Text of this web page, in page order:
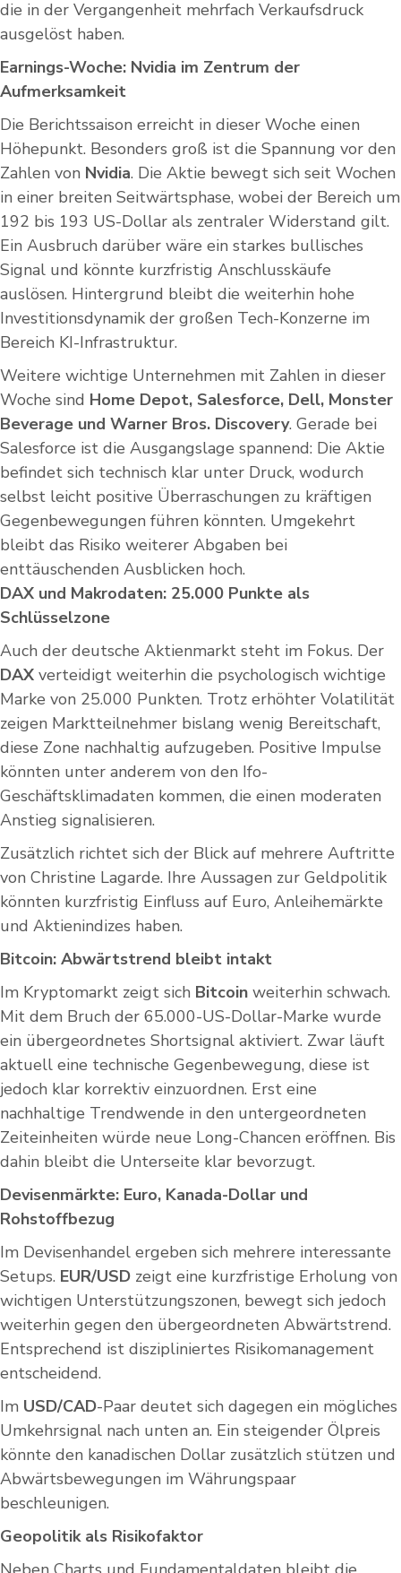
die in der Vergangenheit mehrfach Verkaufsdruck
ausgelöst haben.
Earnings-Woche: Nvidia im Zentrum der
Aufmerksamkeit
Die Berichtssaison erreicht in dieser Woche einen
Höhepunkt. Besonders groß ist die Spannung vor den
Zahlen von Nvidia. Die Aktie bewegt sich seit Wochen
in einer breiten Seitwärtsphase, wobei der Bereich um
192 bis 193 US-Dollar als zentraler Widerstand gilt.
Ein Ausbruch darüber wäre ein starkes bullisches
Signal und könnte kurzfristig Anschlusskäufe
auslösen. Hintergrund bleibt die weiterhin hohe
Investitionsdynamik der großen Tech-Konzerne im
Bereich KI-Infrastruktur.
Weitere wichtige Unternehmen mit Zahlen in dieser
Woche sind Home Depot, Salesforce, Dell, Monster
Beverage und Warner Bros. Discovery. Gerade bei
Salesforce ist die Ausgangslage spannend: Die Aktie
befindet sich technisch klar unter Druck, wodurch
selbst leicht positive Überraschungen zu kräftigen
Gegenbewegungen führen könnten. Umgekehrt
bleibt das Risiko weiterer Abgaben bei
enttäuschenden Ausblicken hoch.
DAX und Makrodaten: 25.000 Punkte als
Schlüsselzone
Auch der deutsche Aktienmarkt steht im Fokus. Der
DAX verteidigt weiterhin die psychologisch wichtige
Marke von 25.000 Punkten. Trotz erhöhter Volatilität
zeigen Marktteilnehmer bislang wenig Bereitschaft,
diese Zone nachhaltig aufzugeben. Positive Impulse
könnten unter anderem von den Ifo-
Geschäftsklimadaten kommen, die einen moderaten
Anstieg signalisieren.
Zusätzlich richtet sich der Blick auf mehrere Auftritte
von Christine Lagarde. Ihre Aussagen zur Geldpolitik
könnten kurzfristig Einfluss auf Euro, Anleihemärkte
und Aktienindizes haben.
Bitcoin: Abwärtstrend bleibt intakt
Im Kryptomarkt zeigt sich Bitcoin weiterhin schwach.
Mit dem Bruch der 65.000-US-Dollar-Marke wurde
ein übergeordnetes Shortsignal aktiviert. Zwar läuft
aktuell eine technische Gegenbewegung, diese ist
jedoch klar korrektiv einzuordnen. Erst eine
nachhaltige Trendwende in den untergeordneten
Zeiteinheiten würde neue Long-Chancen eröffnen. Bis
dahin bleibt die Unterseite klar bevorzugt.
Devisenmärkte: Euro, Kanada-Dollar und
Rohstoffbezug
Im Devisenhandel ergeben sich mehrere interessante
Setups. EUR/USD zeigt eine kurzfristige Erholung von
wichtigen Unterstützungszonen, bewegt sich jedoch
weiterhin gegen den übergeordneten Abwärtstrend.
Entsprechend ist diszipliniertes Risikomanagement
entscheidend.
Im USD/CAD-Paar deutet sich dagegen ein mögliches
Umkehrsignal nach unten an. Ein steigender Ölpreis
könnte den kanadischen Dollar zusätzlich stützen und
Abwärtsbewegungen im Währungspaar
beschleunigen.
Geopolitik als Risikofaktor